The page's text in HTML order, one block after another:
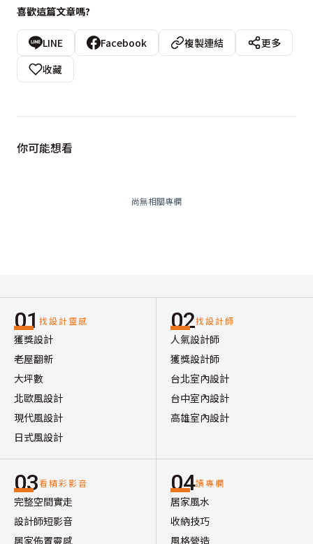
喜歡這篇文章嗎?
LINE Facebook 複製連結
更多
收藏
你可能想看
尚無相關專欄
01 找設計靈感
獲獎設計
老屋翻新
大坪數
北歐風設計
現代風設計
日式風設計
02找設計師
人氣設計師
獲獎設計師
台北室內設計
台中室內設計
高雄室內設計
03看精彩影音
完整空間實走
設計師短影音
居家佈置靈感
04讀專欄
居家風水
收納技巧
風格營造